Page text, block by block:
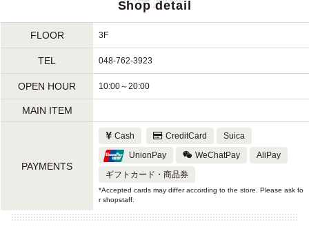
Shop detail
FLOOR 3F
TEL 048-762-3923
OPEN HOUR 10:00～20:00
MAIN ITEM
PAYMENTS
Cash CreditCard
Suica
UnionPay
WeChatPay
AliPay
ギフトカード・商品券
*Accepted cards may differ according to the store. Please ask fo
r shopstaff.